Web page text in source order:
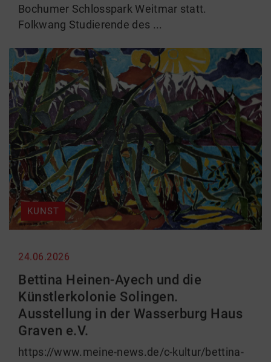
Bochumer Schlosspark Weitmar statt.
Folkwang Studierende des ...
24.06.2026
Bettina Heinen-Ayech und die
Künstlerkolonie Solingen.
Ausstellung in der Wasserburg Haus
Graven e.V.
https://www.meine-news.de/c-kultur/bettina-
KUNST